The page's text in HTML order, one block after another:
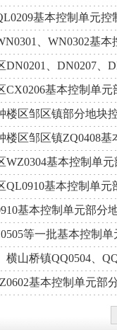
基本控制单元
、WN0302基
DN0201、DN0207、
CX0206基本控制单
楼区邹区镇部分地块
楼区邹区镇ZQ0408
WZ0304基本控制单
QL0910基本控制单
基本控制单元部分
等一批基本控制
横山桥镇QQ0504、
基本控制单元